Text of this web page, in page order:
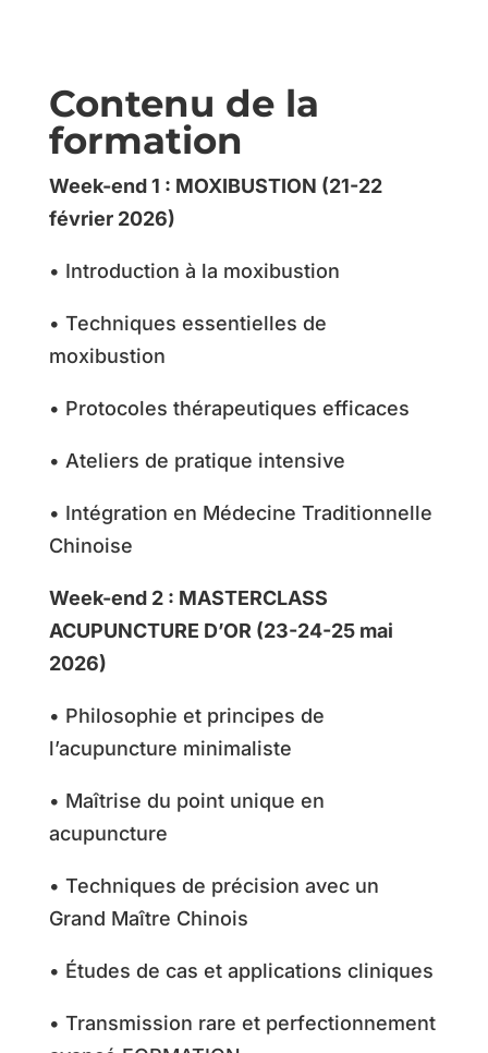
Contenu de la
formation
Week-end 1 : MOXIBUSTION (21-22
février 2026)
• Introduction à la moxibustion
• Techniques essentielles de
moxibustion
• Protocoles thérapeutiques efficaces
• Ateliers de pratique intensive
• Intégration en Médecine Traditionnelle
Chinoise
Week-end 2 : MASTERCLASS
ACUPUNCTURE D’OR (23-24-25 mai
2026)
• Philosophie et principes de
l’acupuncture minimaliste
• Maîtrise du point unique en
acupuncture
• Techniques de précision avec un
Grand Maître Chinois
• Études de cas et applications cliniques
• Transmission rare et perfectionnement